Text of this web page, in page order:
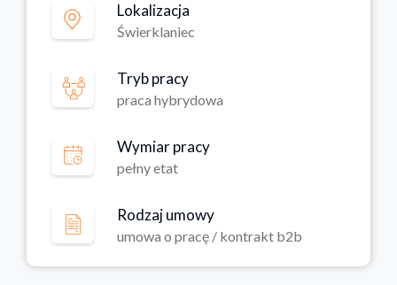
Lokalizacja
Świerklaniec
Tryb pracy
praca hybrydowa
Wymiar pracy
pełny etat
Rodzaj umowy
umowa o pracę / kontrakt b2b